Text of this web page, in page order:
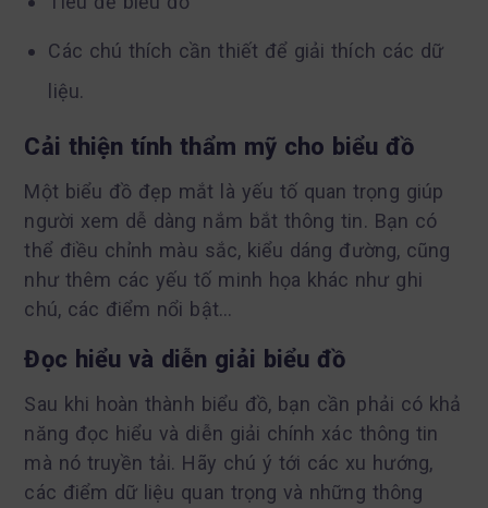
Các chú thích cần thiết để giải thích các dữ
liệu.
Cải thiện tính thẩm mỹ cho biểu đồ
Một biểu đồ đẹp mắt là yếu tố quan trọng giúp
người xem dễ dàng nắm bắt thông tin. Bạn có
thể điều chỉnh màu sắc, kiểu dáng đường, cũng
như thêm các yếu tố minh họa khác như ghi
chú, các điểm nổi bật…
Đọc hiểu và diễn giải biểu đồ
Sau khi hoàn thành biểu đồ, bạn cần phải có khả
năng đọc hiểu và diễn giải chính xác thông tin
mà nó truyền tải. Hãy chú ý tới các xu hướng,
các điểm dữ liệu quan trọng và những thông